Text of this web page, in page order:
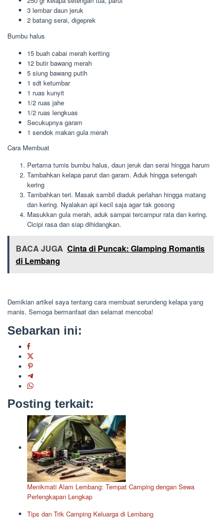
3 lembar daun jeruk
2 batang serai, digeprek
Bumbu halus
15 buah cabai merah keriting
12 butir bawang merah
5 siung bawang putih
1 sdt ketumbar
1 ruas kunyit
1/2 ruas jahe
1/2 ruas lengkuas
Secukupnya garam
1 sendok makan gula merah
Cara Membuat
Pertama tumis bumbu halus, daun jeruk dan serai hingga harum
Tambahkan kelapa parut dan garam. Aduk hingga setengah
kering
Tambahkan teri. Masak sambil diaduk perlahan hingga matang
dan kering. Nyalakan api kecil saja agar tak gosong
Masukkan gula merah, aduk sampai tercampur rata dan kering.
Cicipi rasa dan siap dihidangkan.
BACA JUGA Cinta di Puncak: Glamping Romantis
di Lembang
Demikian artikel saya tentang cara membuat serundeng kelapa yang
manis. Semoga bermanfaat dan selamat mencoba!
Sebarkan ini:
Posting terkait:
Menikmati Alam Lembang: Tempat Camping dengan Sewa
Perlengkapan Lengkap
Tips dan Trik Camping Keluarga di Lembang